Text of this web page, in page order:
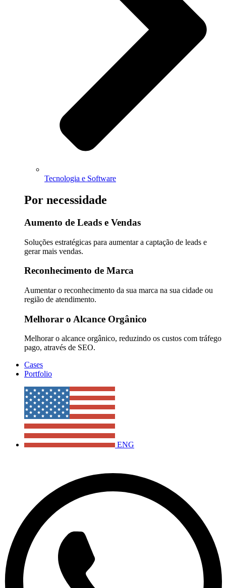
Tecnologia e Software
Por necessidade
Aumento de Leads e Vendas
Soluções estratégicas para aumentar a captação de leads e
gerar mais vendas.
Reconhecimento de Marca
Aumentar o reconhecimento da sua marca na sua cidade ou
região de atendimento.
Melhorar o Alcance Orgânico
Melhorar o alcance orgânico, reduzindo os custos com tráfego
pago, através de SEO.
Cases
Portfolio
ENG